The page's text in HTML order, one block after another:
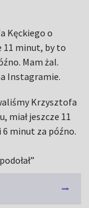
Kęckiego o
11 minut, by to
Mam żal.
Instagramie.
Krzysztofa
miał jeszcze 11
6 minut za późno.